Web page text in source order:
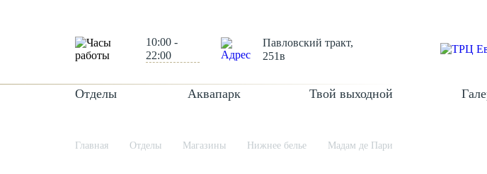
10:00 -
22:00
Павловский тракт,
251в
Отделы Аквапарк Твой выходной
Главная Отделы Магазины Нижнее белье Мадам де Пари